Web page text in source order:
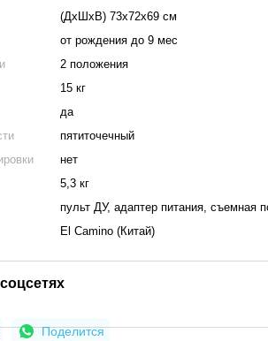
(ДхШхВ) 73х72х69 см
от рождения до 9 мес
2 положения
15 кг
да
пятиточечный
нет
5,3 кг
пульт ДУ, адаптер питания, съемная
El Camino (Китай)
Поделится